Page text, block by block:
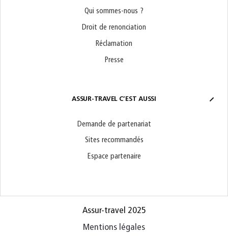
Qui sommes-nous ?
Droit de renonciation
Réclamation
Presse
ASSUR-TRAVEL C’EST AUSSI
Demande de partenariat
Sites recommandés
Espace partenaire
Assur-travel 2025
Mentions légales